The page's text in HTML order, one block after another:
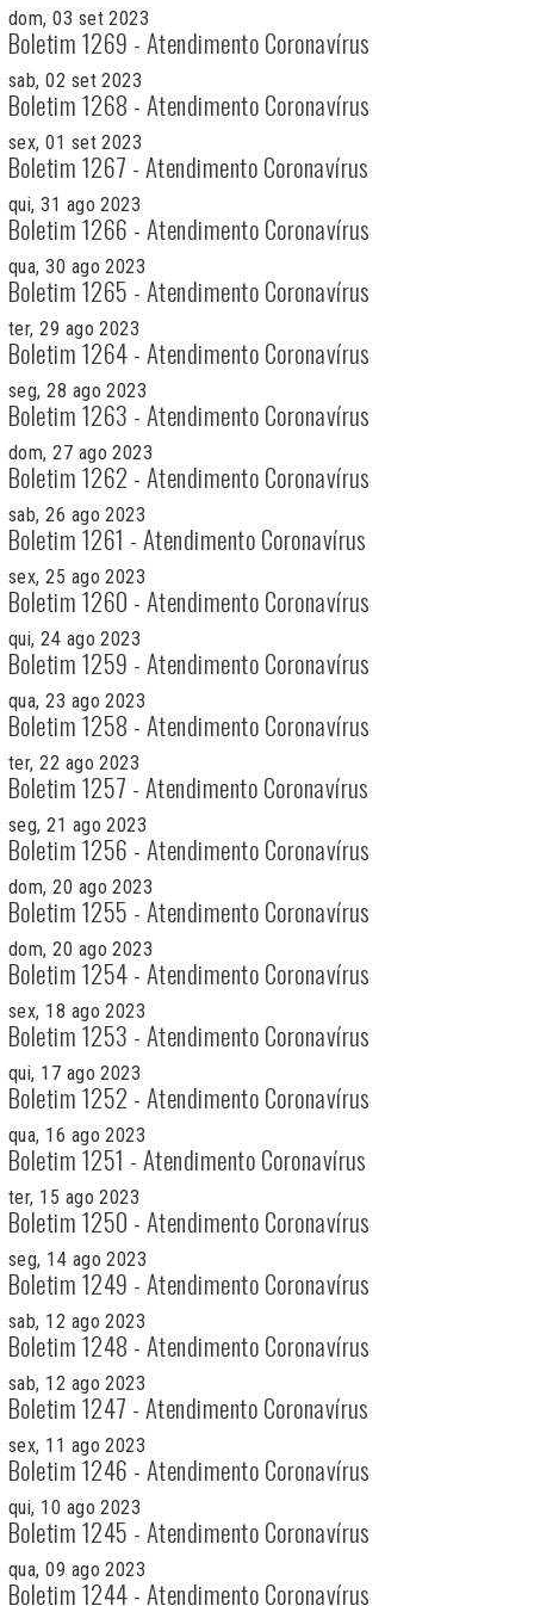
dom, 03 set 2023
Boletim 1269 - Atendimento Coronavírus
sab, 02 set 2023
Boletim 1268 - Atendimento Coronavírus
sex, 01 set 2023
Boletim 1267 - Atendimento Coronavírus
qui, 31 ago 2023
Boletim 1266 - Atendimento Coronavírus
qua, 30 ago 2023
Boletim 1265 - Atendimento Coronavírus
ter, 29 ago 2023
Boletim 1264 - Atendimento Coronavírus
seg, 28 ago 2023
Boletim 1263 - Atendimento Coronavírus
dom, 27 ago 2023
Boletim 1262 - Atendimento Coronavírus
sab, 26 ago 2023
Boletim 1261 - Atendimento Coronavírus
sex, 25 ago 2023
Boletim 1260 - Atendimento Coronavírus
qui, 24 ago 2023
Boletim 1259 - Atendimento Coronavírus
qua, 23 ago 2023
Boletim 1258 - Atendimento Coronavírus
ter, 22 ago 2023
Boletim 1257 - Atendimento Coronavírus
seg, 21 ago 2023
Boletim 1256 - Atendimento Coronavírus
dom, 20 ago 2023
Boletim 1255 - Atendimento Coronavírus
dom, 20 ago 2023
Boletim 1254 - Atendimento Coronavírus
sex, 18 ago 2023
Boletim 1253 - Atendimento Coronavírus
qui, 17 ago 2023
Boletim 1252 - Atendimento Coronavírus
qua, 16 ago 2023
Boletim 1251 - Atendimento Coronavírus
ter, 15 ago 2023
Boletim 1250 - Atendimento Coronavírus
seg, 14 ago 2023
Boletim 1249 - Atendimento Coronavírus
sab, 12 ago 2023
Boletim 1248 - Atendimento Coronavírus
sab, 12 ago 2023
Boletim 1247 - Atendimento Coronavírus
sex, 11 ago 2023
Boletim 1246 - Atendimento Coronavírus
qui, 10 ago 2023
Boletim 1245 - Atendimento Coronavírus
qua, 09 ago 2023
Boletim 1244 - Atendimento Coronavírus